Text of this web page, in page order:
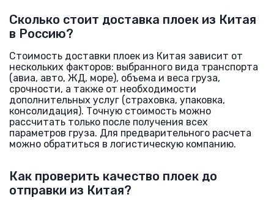
Сколько стоит доставка плоек из Китая
в Россию?
Стоимость доставки плоек из Китая зависит от
нескольких факторов: выбранного вида транспорта
(авиа, авто, ЖД, море), объема и веса груза,
срочности, а также от необходимости
дополнительных услуг (страховка, упаковка,
консолидация). Точную стоимость можно
рассчитать только после получения всех
параметров груза. Для предварительного расчета
можно обратиться в логистическую компанию.
Как проверить качество плоек до
отправки из Китая?